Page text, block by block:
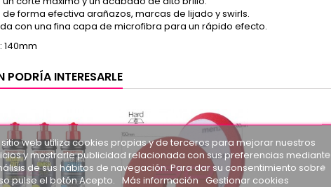
de forma efectiva arañazos, marcas de lijado y swirls.
con una fina capa de microfibra para un rápido efecto.
140mm
PODRÍA INTERESARLE
sitio web utiliza cookies propias y de terceros para mejorar nuestros
y mostrarle publicidad relacionada con sus preferencias mediante
de sus hábitos de navegación. Para dar su consentimiento sobre
pulse el botón Acepto.
Más información Gestionar cookies